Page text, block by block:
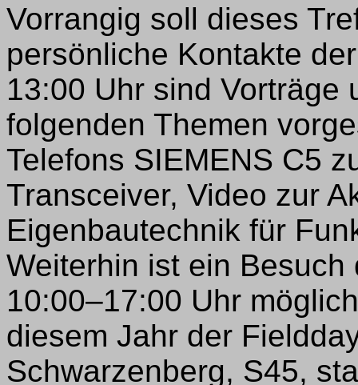
Vorrangig soll dieses
persönliche Kontakte
13:00 Uhr sind Vorträge
folgenden Themen
Telefons SIEMENS C5
Transceiver, Video zur
Eigenbautechnik für
Weiterhin ist ein
10:00–17:00 Uhr
diesem Jahr der
Schwarzenberg, S45,